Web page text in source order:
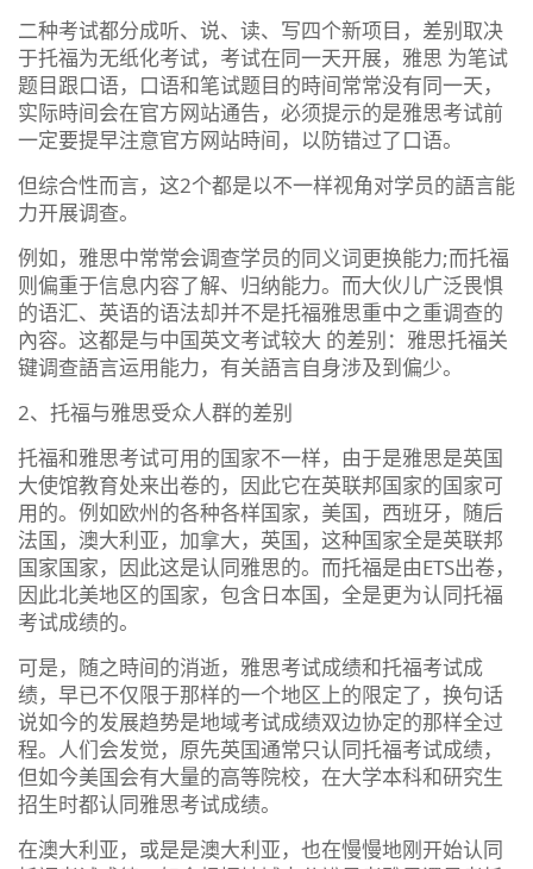
二种考试都分成听、说、读、写四个新项目，差别取决
于托福为无纸化考试，考试在同一天开展，雅思 为笔试
题目跟口语，口语和笔试题目的時间常常没有同一天，
实际時间会在官方网站通告，必须提示的是雅思考试前
一定要提早注意官方网站時间，以防错过了口语。
但综合性而言，这2个都是以不一样视角对学员的語言能
力开展调查。
例如，雅思中常常会调查学员的同义词更换能力;而托福
则偏重于信息内容了解、归纳能力。而大伙儿广泛畏惧
的语汇、英语的语法却并不是托福雅思重中之重调查的
內容。这都是与中国英文考试较大 的差别：雅思托福关
键调查語言运用能力，有关語言自身涉及到偏少。
2、托福与雅思受众人群的差别
托福和雅思考试可用的国家不一样，由于是雅思是英国
大使馆教育处来出卷的，因此它在英联邦国家的国家可
用的。例如欧州的各种各样国家，美国，西班牙，随后
法国，澳大利亚，加拿大，英国，这种国家全是英联邦
国家国家，因此这是认同雅思的。而托福是由ETS出卷，
因此北美地区的国家，包含日本国，全是更为认同托福
考试成绩的。
可是，随之時间的消逝，雅思考试成绩和托福考试成
绩，早已不仅限于那样的一个地区上的限定了，换句话
说如今的发展趋势是地域考试成绩双边协定的那样全过
程。人们会发觉，原先英国通常只认同托福考试成绩，
但如今美国会有大量的高等院校，在大学本科和研究生
招生时都认同雅思考试成绩。
在澳大利亚，或是是澳大利亚，也在慢慢地刚开始认同